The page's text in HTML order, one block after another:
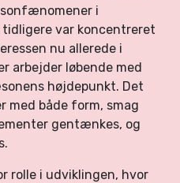
i
var koncentreret
nu allerede i
arbejder løbende med
højdepunkt. Det
med både form, smag
gentænkes, og
rolle i udviklingen, hvor